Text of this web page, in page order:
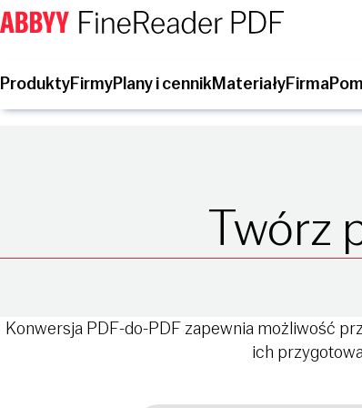
ProduktyFirmyPlany i cennikMateriałyFirma
Twórz
Konwersja PDF-do-PDF zapewnia możliwość
ich